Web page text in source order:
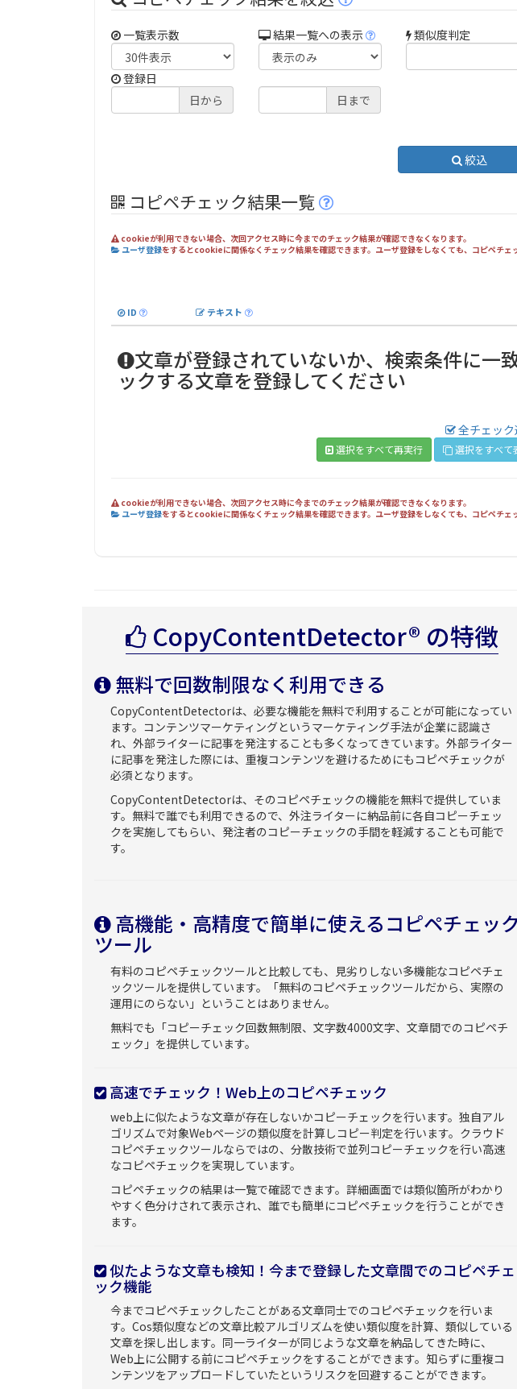
一覧表示数 結果一覧への表示 類似度判定
登録日
日から
日まで
絞込
コピペチェック結果一覧
cookieが利用できない場合、次回アクセス時に今までのチェック結果が確認できなくなります。
ユーザ登録をするとcookieに関係なくチェック結果を確認できます。ユーザ登録をしなくても、コピペチェ
ID テキスト
文章が登録されていないか、検索条件に一
ックする文章を登録してください
全チェッ
選択をすべて再実行 選択をすべて
cookieが利用できない場合、次回アクセス時に今までのチェック結果が確認できなくなります。
ユーザ登録をするとcookieに関係なくチェック結果を確認できます。ユーザ登録をしなくても、コピペチェ
CopyContentDetector® の特徴
無料で回数制限なく利用できる
CopyContentDetectorは、必要な機能を無料で利用することが可能になってい
ます。コンテンツマーケティングというマーケティング手法が企業に認識さ
れ、外部ライターに記事を発注することも多くなってきています。外部ライター
に記事を発注した際には、重複コンテンツを避けるためにもコピペチェックが
必須となります。
CopyContentDetectorは、そのコピペチェックの機能を無料で提供していま
す。無料で誰でも利用できるので、外注ライターに納品前に各自コピーチェッ
クを実施してもらい、発注者のコピーチェックの手間を軽減することも可能で
す。
高機能・高精度で簡単に使えるコピペチェック
ツール
有料のコピペチェックツールと比較しても、見劣りしない多機能なコピペチェ
ックツールを提供しています。「無料のコピペチェックツールだから、実際の
運用にのらない」ということはありません。
無料でも「コピーチェック回数無制限、文字数4000文字、文章間でのコピペチ
ェック」を提供しています。
高速でチェック！Web上のコピペチェック
web上に似たような文章が存在しないかコピーチェックを行います。独自アル
ゴリズムで対象Webページの類似度を計算しコピー判定を行います。クラウド
コピペチェックツールならではの、分散技術で並列コピーチェックを行い高速
なコピペチェックを実現しています。
コピペチェックの結果は一覧で確認できます。詳細画面では類似箇所がわかり
やすく色分けされて表示され、誰でも簡単にコピペチェックを行うことができ
ます。
似たような文章も検知！今まで登録した文章間でのコピペチェ
ック機能
今までコピペチェックしたことがある文章同士でのコピペチェックを行いま
す。Cos類似度などの文章比較アルゴリズムを使い類似度を計算、類似している
文章を探し出します。同一ライターが同じような文章を納品してきた時に、
Web上に公開する前にコピペチェックをすることができます。知らずに重複コ
ンテンツをアップロードしていたというリスクを回避することができます。